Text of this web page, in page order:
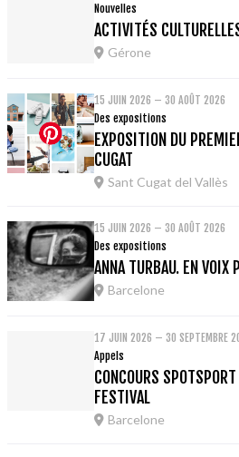
Nouvelles
ACTIVITÉS
Gérone
15 JUIN 2026 – 30 AOÛT 2026
Des expositions
EXPOSITION DU
CUGAT
Sant Cugat del Vallès
15 JUIN 2026 – 30 AOÛT 2026
Des expositions
ANNA TURBAU. EN VOIX
Barcelone
17 JUIN 2026 – 30 SEPTEMBRE
Appels
CONCOURS
FESTIVAL
Barcelone